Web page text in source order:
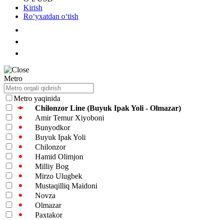
Kirish
Roʻyxatdan oʻtish
Metro
Metro yaqinida
Chilonzor Line (Buyuk Ipak Yoli - Olmazar)
Amir Temur Xiyoboni
Bunyodkor
Buyuk Ipak Yoli
Chilonzor
Hamid Olimjon
Milliy Bog
Mirzo Ulugbek
Mustaqilliq Maidoni
Novza
Olmazar
Paxtakor